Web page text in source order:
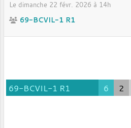
Le dimanche 22 févr. 2026 à 14h
69-BCVIL-1 R1
69-BCVIL-1 R1 6 2